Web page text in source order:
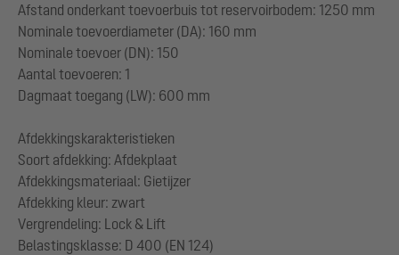
Afstand onderkant toevoerbuis tot reservoirbodem: 1250 mm
Nominale toevoerdiameter (DA): 160 mm
Nominale toevoer (DN): 150
Aantal toevoeren: 1
Dagmaat toegang (LW): 600 mm
Afdekkingskarakteristieken
Soort afdekking: Afdekplaat
Afdekkingsmateriaal: Gietijzer
Afdekking kleur: zwart
Vergrendeling: Lock & Lift
Belastingsklasse: D 400 (EN 124)